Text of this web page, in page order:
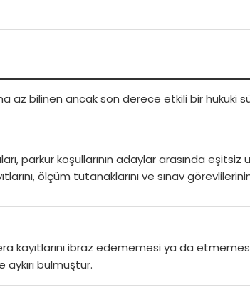
az bilinen ancak son derece etkili bir hukuki
parkur koşullarının adaylar arasında
ölçüm tutanaklarını ve sınav
kayıtlarını ibraz edememesi ya da
aykırı bulmuştur.